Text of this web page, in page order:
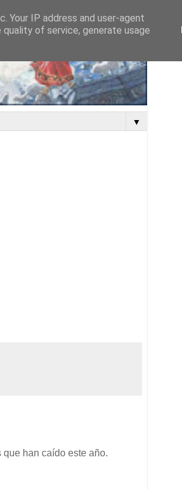
▼
han caído este año.
Your IP address and user-agent
of service, generate usage